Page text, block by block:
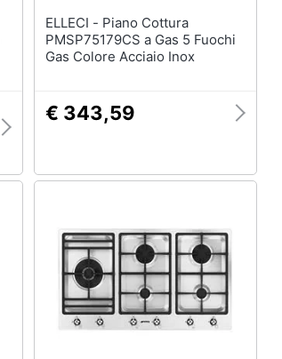
ELLECI - Piano Cottura
PMSP75179CS a Gas 5 Fuochi
Gas Colore Acciaio Inox
€ 343,59